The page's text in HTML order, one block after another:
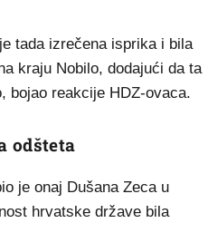
tada izrečena isprika i bila
kraju Nobilo, dodajući da ta
bojao reakcije HDZ-ovaca.
odšteta
je onaj Dušana Zeca u
hrvatske države bila